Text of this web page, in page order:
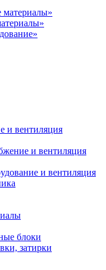
и вентиляция
и вентиляция
и вентиляция
блоки
затирки